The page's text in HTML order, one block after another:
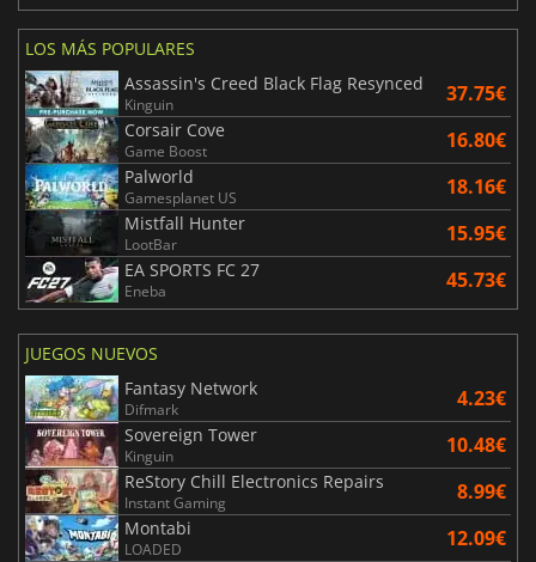
LOS MÁS POPULARES
Assassin's Creed Black Flag Resynced
Kinguin 37.75€
Corsair Cove
Game Boost 16.80€
Palworld
Gamesplanet US 18.16€
Mistfall Hunter
LootBar 15.95€
EA SPORTS FC 27
Eneba 45.73€
JUEGOS NUEVOS
Fantasy Network
Difmark 4.23€
Sovereign Tower
Kinguin 10.48€
ReStory Chill Electronics Repairs
Instant Gaming 8.99€
Montabi
LOADED 12.09€